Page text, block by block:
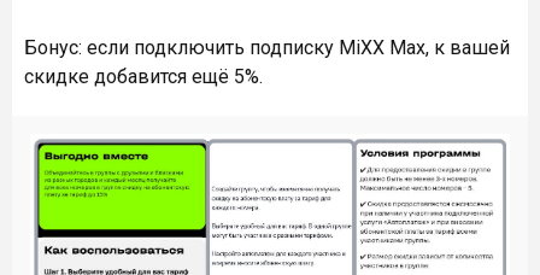
Бонус: если подключить подписку MiXX Max, к вашей
скидке добавится ещё 5%.